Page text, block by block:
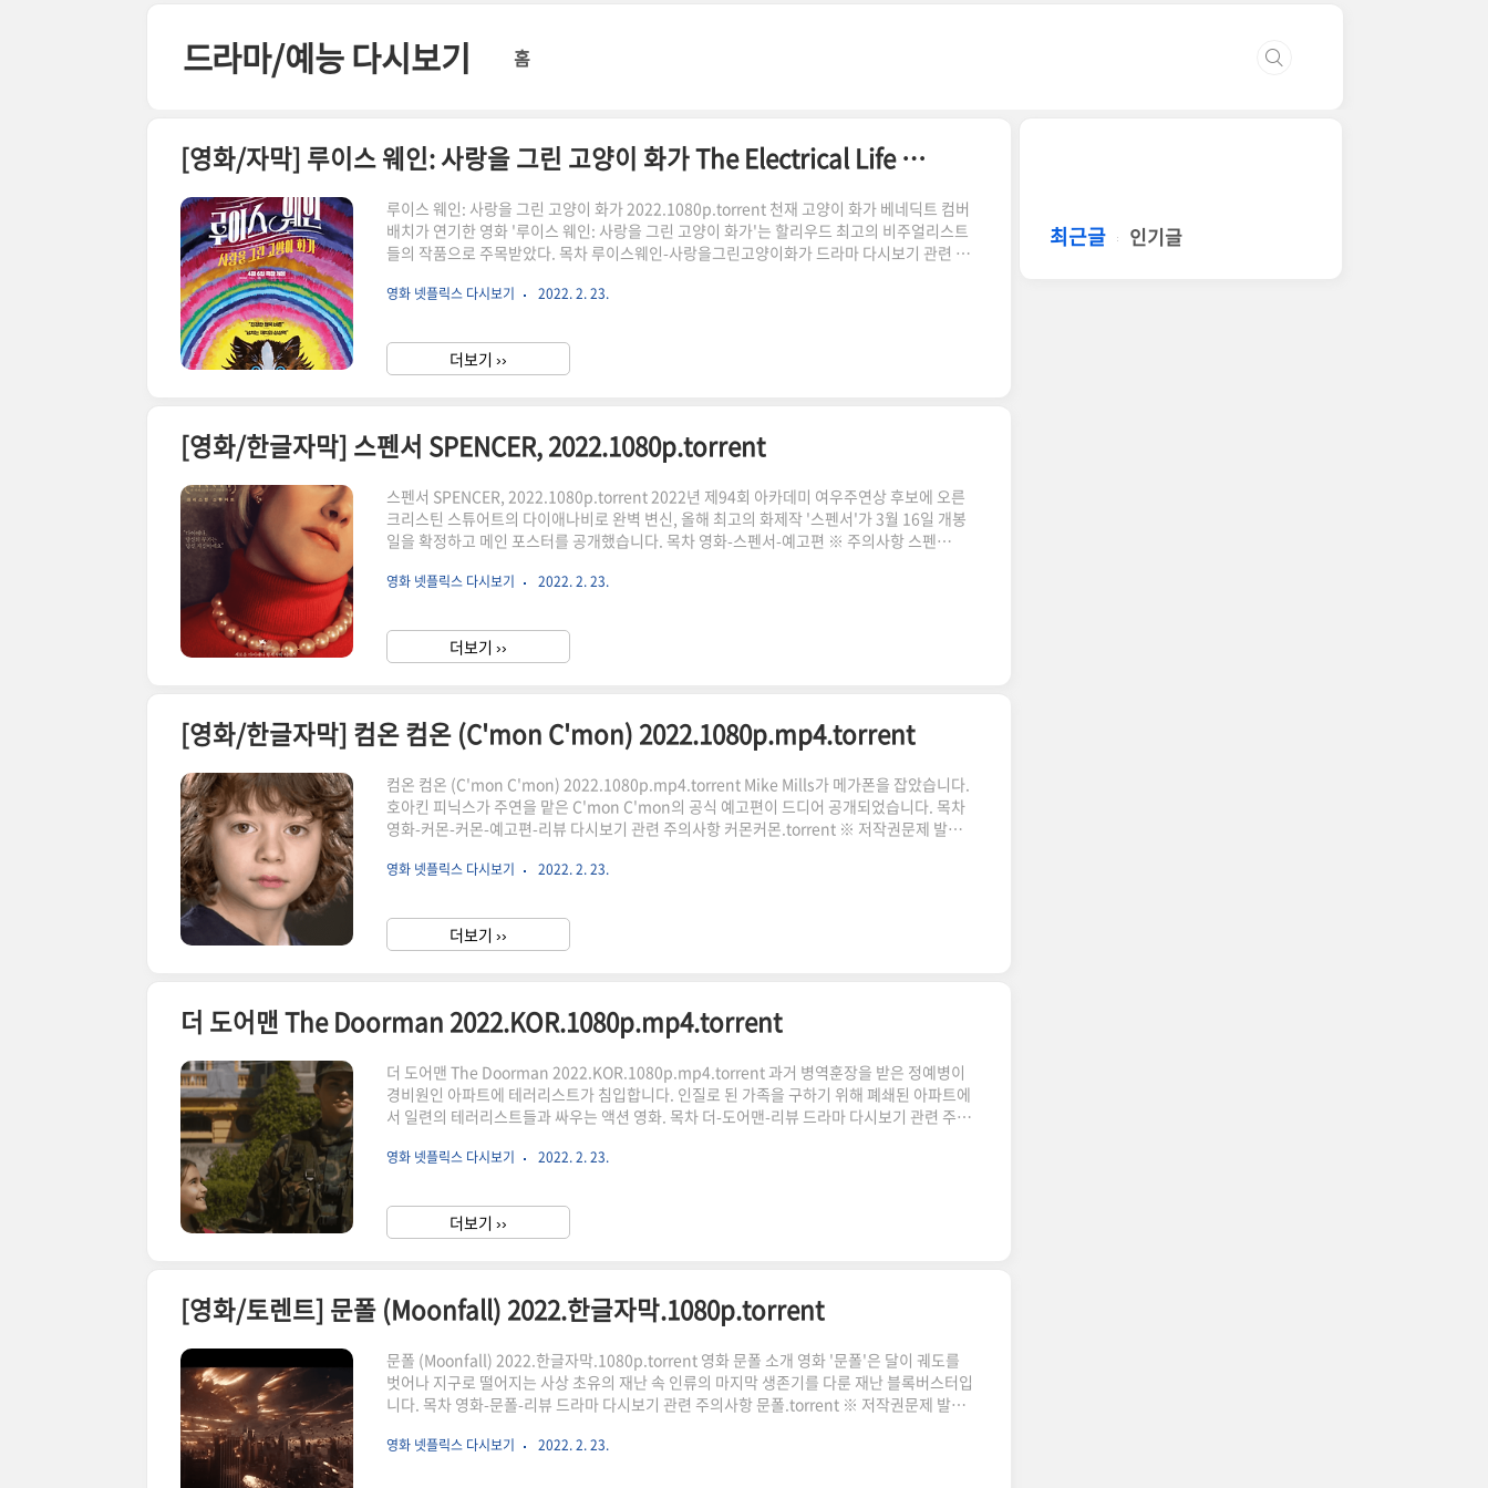
드라마/예능 다시보기 홈
[영화/자막] 루이스 웨인: 사랑을 그린 고양이 화가 The Electrical Life of Louis Wain, 2022.1080p.torrent
루이스 웨인: 사랑을 그린 고양이 화가 2022.1080p.torrent 천재 고양이 화가 베네딕트 컴버
배치가 연기한 영화 '루이스 웨인: 사랑을 그린 고양이 화가'는 할리우드 최고의 비주얼리스트
들의 작품으로 주목받았다. 목차 루이스웨인-사랑을그린고양이화가 드라마 다시보기 관련 주
겨놓았습니다. 해당 파일을 토렌트를 통해 설치 후 압축해제 및 경로에 맞게 넣어 주세요. 1. 간
용 색인 허용" 옵션을 설정해 주시고 다시 시도해 보시기 바랍니다. 2. 두번째 방법으로도 되지
않았다면 링크로 이어지는 다른 페이지에 접속하여 클릭..
영화 넷플릭스 다시보기 2022. 2. 23.
더보기 ››
[영화/한글자막] 스펜서 SPENCER, 2022.1080p.torrent
스펜서 SPENCER, 2022.1080p.torrent 2022년 제94회 아카데미 여우주연상 후보에 오른
크리스틴 스튜어트의 다이애나비로 완벽 변신, 올해 최고의 화제작 '스펜서'가 3월 16일 개봉
일을 확정하고 메인 포스터를 공개했습니다. 목차 영화-스펜서-예고편 ※ 주의사항 스펜
니다. 해당 파일을 토렌트를 통해 설치 후 압축해제 및 경로에 맞게 넣어 주세요. 숨김링크 클릭
그 재접속하고 반영된 수시 업데이트로 시도해 주시기 바랍니다. 두번째 방법으로도 되지 않았
다면 링크로 이어지는 다른 페이지에 접속하여 클릭 후 ..
영화 넷플릭스 다시보기 2022. 2. 23.
더보기 ››
[영화/한글자막] 컴온 컴온 (C'mon C'mon) 2022.1080p.mp4.torrent
컴온 컴온 (C'mon C'mon) 2022.1080p.mp4.torrent Mike Mills가 메가폰을 잡았습니다.
호아킨 피닉스가 주연을 맡은 C'mon C'mon의 공식 예고편이 드디어 공개되었습니다. 목차
영화-커몬-커몬-예고편-리뷰 다시보기 관련 주의사항 커몬커몬.torrent ※ 저작권문제 발생으
압축해제 및 경로에 맞게 넣어 주세요. 간혹 토렌트 마그넷 파일 화면이 정상적으로 뜨지 않는
시기 바랍니다. 커몬커몬.torrent 다운로드 링크 영화 커몬 커몬 시놉시스 와 를 연출한 마이크
밀스 감독이 메가폰을 잡고..
영화 넷플릭스 다시보기 2022. 2. 23.
더보기 ››
더 도어맨 The Doorman 2022.KOR.1080p.mp4.torrent
더 도어맨 The Doorman 2022.KOR.1080p.mp4.torrent 과거 병역훈장을 받은 정예병이
경비원인 아파트에 테러리스트가 침입합니다. 인질로 된 가족을 구하기 위해 폐쇄된 아파트에
서 일련의 테러리스트들과 싸우는 액션 영화. 목차 더-도어맨-리뷰 드라마 다시보기 관련 주의
숨겨놓았습니다. 해당 파일을 토렌트를 통해 설치 후 압축해제 및 경로에 맞게 넣어 주세요. 숨
경과 후 블로그 재접속하고 반영된 수시 업데이트로 시도해 주시기 바랍니다. 더도어
맨.torrent 다운로드 링크 테러리스트들이 루마니아에 있는..
영화 넷플릭스 다시보기 2022. 2. 23.
더보기 ››
[영화/토렌트] 문폴 (Moonfall) 2022.한글자막.1080p.torrent
문폴 (Moonfall) 2022.한글자막.1080p.torrent 영화 문폴 소개 영화 '문폴'은 달이 궤도를
벗어나 지구로 떨어지는 사상 초유의 재난 속 인류의 마지막 생존기를 다룬 재난 블록버스터입
니다. 목차 영화-문폴-리뷰 드라마 다시보기 관련 주의사항 문폴.torrent ※ 저작권문제 발생
설치 후 압축해제 및 경로에 맞게 넣어 주세요. 1. 숨김링크 클릭 시 마그넷 나타나지 않을 경우,
영화 넷플릭스 다시보기 2022. 2. 23.
최근글 인기글